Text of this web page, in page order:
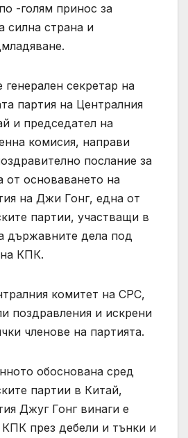
-голям принос за
силна страна и
секретар на
партия на Централния
и председател на
комисия, направи
послание за
от основаването на
на Джи Гонг, една от
партии, участващи в
държавните дела под
КПК.
комитет на CPC,
поздравления и искрени
членове на партията.
обоснована сред
партии в Китай,
Джуг Гонг винаги е
КПК през дебели и тънки и